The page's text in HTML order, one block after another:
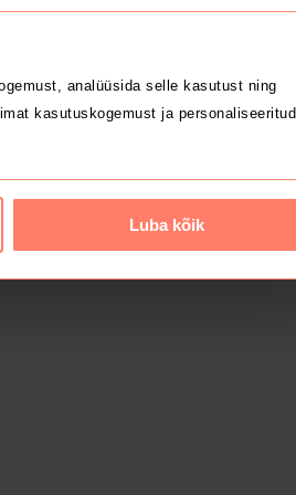
analüüsida selle kasutust ning
kasutuskogemust ja personaliseeritud
Luba kõik